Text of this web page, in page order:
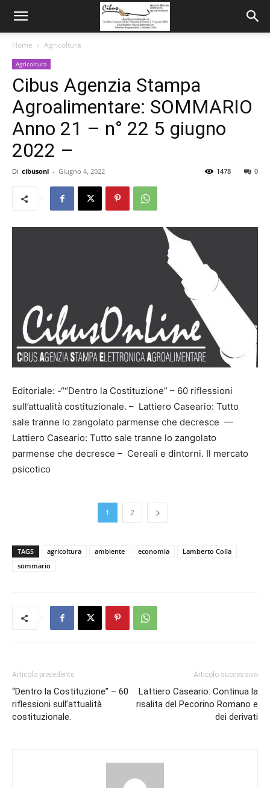
Home Agricoltura
Agricoltura
Cibus Agenzia Stampa
Agroalimentare: SOMMARIO
Anno 21 – n° 22 5 giugno
2022 –
Di cibusonl - Giugno 4, 2022 0
1478
Editoriale: -““Dentro la Costituzione” – 60 riflessioni
sull’attualità costituzionale. – Lattiero Caseario: Tutto
sale tranne lo zangolato parmense che decresce —
Lattiero Caseario: Tutto sale tranne lo zangolato
parmense che decresce – Cereali e dintorni. Il mercato
psicotico
1 2
TAGS agricoltura ambiente economia
Lamberto Colla
sommario
Articolo precedente
“Dentro la Costituzione” – 60
riflessioni sull’attualità
costituzionale.
Articolo successivo
Lattiero Caseario: Continua la
risalita del Pecorino Romano e
dei derivati